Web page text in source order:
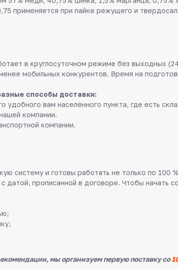
применяется при пайке режущего и
в круглосуточном режиме без выходных
мобильных конкурентов. Время на
способы доставки:
удобного вам населённого пункта, где есть
компании.
компании.
систему и готовы работать не только по 100
датой, прописанной в договоре. Чтобы начать
мы организуем первую поставку со